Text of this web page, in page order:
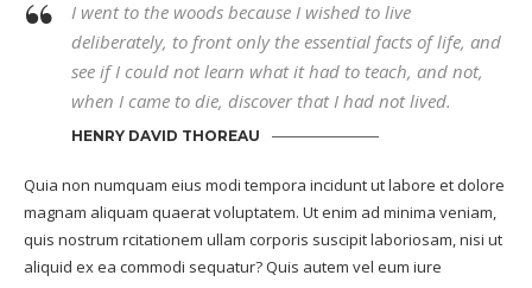
I went to the woods because I wished to live
deliberately, to front only the essential facts of life, and
see if I could not learn what it had to teach, and not,
when I came to die, discover that I had not lived.
HENRY DAVID THOREAU
Quia non numquam eius modi tempora incidunt ut labore et dolore
magnam aliquam quaerat voluptatem. Ut enim ad minima veniam,
quis nostrum rcitationem ullam corporis suscipit laboriosam, nisi ut
aliquid ex ea commodi sequatur? Quis autem vel eum iure